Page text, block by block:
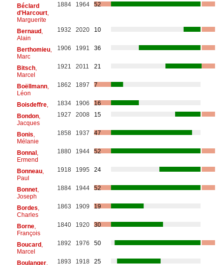
Béclard
d'Harcourt,
Marguerite
1884 1964 52
Bernaud,
Alain
1932 2020 10
Berthomieu,
Marc
1906 1991 36
Bitsch,
Marcel
1921 2011 21
Boëllmann,
Léon
1862 1897 7
Boisdeffre, 1834 1906
16
Bondon,
Jacques
1927 2008 15
Bonis
Mélanie
1858 1937 47
Bonnal,
Ermend
1880 1944 52
Bonneau,
Paul
1918 1995 24
Bonnet,
Joseph
1884 1944 52
Bordes
Charles
1863 1909 19
Borne,
François
1840 1920 30
Boucard,
Marcel
1892 1976 50
Boulanger,
1893 1918 25